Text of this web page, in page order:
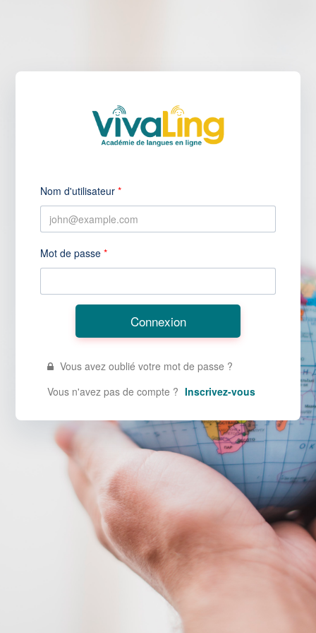
Nom d'utilisateur*
Mot de passe*
Vous avez oublié votre mot de passe ?
Vous n'avez pas de compte ? Inscrivez-vous